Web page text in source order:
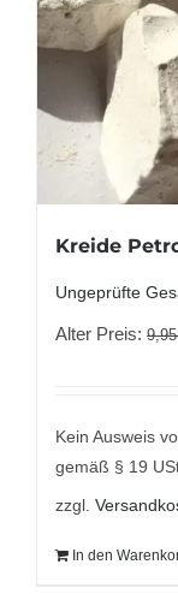
Kreide
Ungeprüfte
Alter Preis:
Kein Ausweis
gemäß § 19
zzgl.
In den